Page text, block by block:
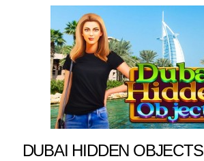
DUBAI HIDDEN OBJECTS